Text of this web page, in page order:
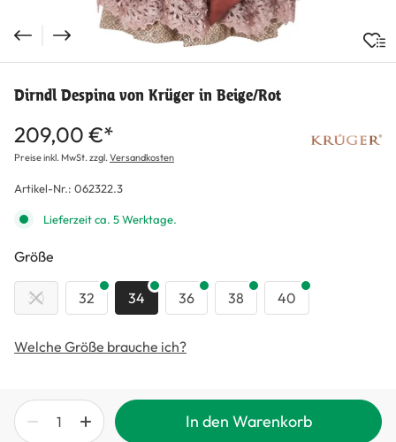
Dirndl Despina von Krüger in Beige/Rot
209,00 €*
Preise inkl. MwSt. zzgl.Versandkosten
Artikel-Nr.: 062322.3
Lieferzeit ca. 5 Werktage.
Größe
30 32 34 36 38 40
Welche Größe brauche ich?
In den Warenkorb